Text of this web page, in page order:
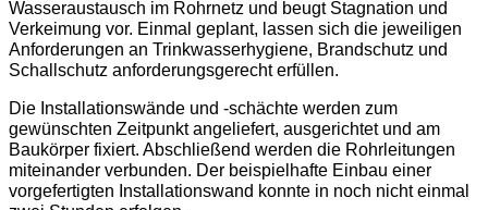
Wasseraustausch im Rohrnetz und beugt Stagnation und
Verkeimung vor. Einmal geplant, lassen sich die jeweiligen
Anforderungen an Trinkwasserhygiene, Brandschutz und
Schallschutz anforderungsgerecht erfüllen.
Die Installationswände und -schächte werden zum
gewünschten Zeitpunkt angeliefert, ausgerichtet und am
Baukörper fixiert. Abschließend werden die Rohrleitungen
miteinander verbunden. Der beispielhafte Einbau einer
vorgefertigten Installationswand konnte in noch nicht einmal